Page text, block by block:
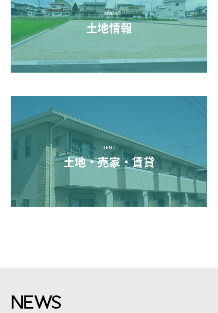
LANDS
土地情報
RENT
土地・売家・賃貸
NEWS